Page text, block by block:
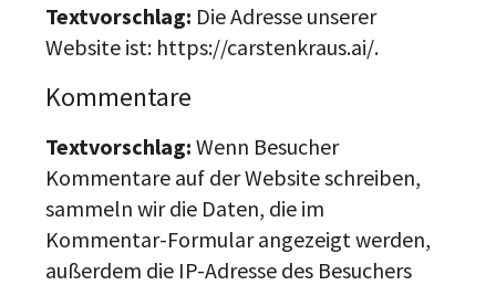
Textvorschlag: Die Adresse unserer
Website ist: https://carstenkraus.ai/.
Kommentare
Textvorschlag:Wenn Besucher
Kommentare auf der Website schreiben,
sammeln wir die Daten, die im
Kommentar-Formular angezeigt werden,
außerdem die IP-Adresse des Besuchers